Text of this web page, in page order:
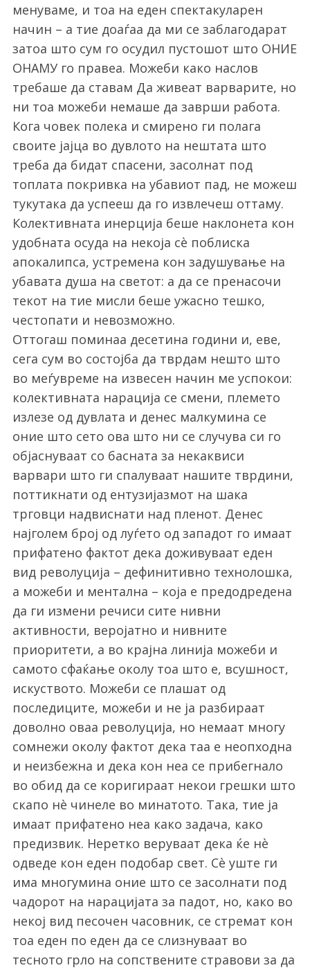
менуваме, и тоа на еден спектакуларен
начин – а тие доаѓаа да ми се заблагодарат
затоа што сум го осудил пустошот што ОНИЕ
ОНАМУ го правеа. Можеби како наслов
требаше да ставам Да живеат варварите, но
ни тоа можеби немаше да заврши работа.
Кога човек полека и смирено ги полага
своите јајца во дувлото на нештата што
треба да бидат спасени, засолнат под
топлата покривка на убавиот пад, не можеш
тукутака да успееш да го извлечеш оттаму.
Колективната инерција беше наклонета кон
удобната осуда на некоја сè поблиска
апокалипса, устремена кон задушување на
убавата душа на светот: а да се пренасочи
текот на тие мисли беше ужасно тешко,
честопати и невозможно.
Оттогаш поминаа десетина години и, еве,
сега сум во состојба да тврдам нешто што
во меѓувреме на извесен начин ме успокои:
колективната нарација се смени, племето
излезе од дувлата и денес малкумина се
оние што сето ова што ни се случува си го
објаснуваат со басната за некаквиси
варвари што ги спалуваат нашите тврдини,
поттикнати од ентузијазмот на шака
трговци надвиснати над пленот. Денес
најголем број од луѓето од западот го имаат
прифатено фактот дека доживуваат еден
вид револуција – дефинитивно технолошка,
а можеби и ментална – која е предодредена
да ги измени речиси сите нивни
активности, веројатно и нивните
приоритети, а во крајна линија можеби и
самото сфаќање околу тоа што е, всушност,
искуството. Можеби се плашат од
последиците, можеби и не ја разбираат
доволно оваа револуција, но немаат многу
сомнежи околу фактот дека таа е неопходна
и неизбежна и дека кон неа се прибегнало
во обид да се коригираат некои грешки што
скапо нè чинеле во минатото. Така, тие ја
имаат прифатено неа како задача, како
предизвик. Неретко веруваат дека ќе нè
одведе кон еден подобар свет. Сè уште ги
има многумина оние што се засолнати под
чадорот на нарацијата за падот, но, како во
некој вид песочен часовник, се стремат кон
тоа еден по еден да се слизнуваат во
тесното грло на сопствените стравови за да